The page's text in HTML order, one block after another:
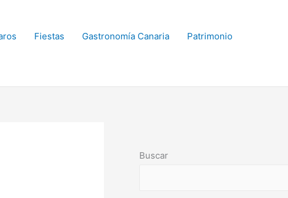
Fiestas Gastronomía Canaria
Patrimonio
Buscar